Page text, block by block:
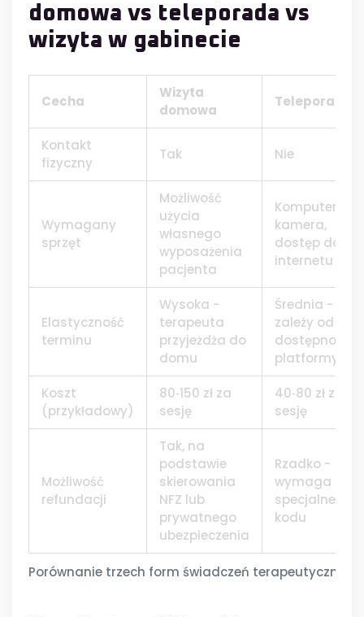
domowa vs teleporada vs
wizyta w gabinecie
Porównanie trzech form świadczeń terapeutycznych
Cecha
Wizyta
domowa
Teleporada
Kontakt
fizyczny
Tak Nie
Wymagany
sprzęt
Możliwość
użycia
własnego
wyposażenia
pacjenta
Komputer,
kamera,
dostęp do
internetu
Elastyczność
terminu
Wysoka -
terapeuta
przyjeżdża do
domu
Średnia -
zależy od
dostępności
platformy
Koszt
(przykładowy)
80‑150 zł za
sesję
40‑80 zł za
sesję
Możliwość
refundacji
Tak, na
podstawie
skierowania
NFZ lub
prywatnego
ubezpieczenia
Rzadko -
wymaga
specjalnego
kodu